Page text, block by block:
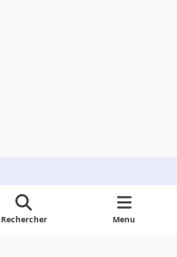
Rechercher Menu